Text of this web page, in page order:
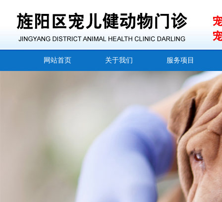
网站首页 关于我们 服务项目